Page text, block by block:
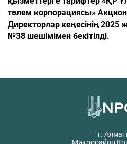
төлем корпорациясы»
Директорлар кеңесінің
№38 шешімімен бекітілді.
г.
Микрорайон